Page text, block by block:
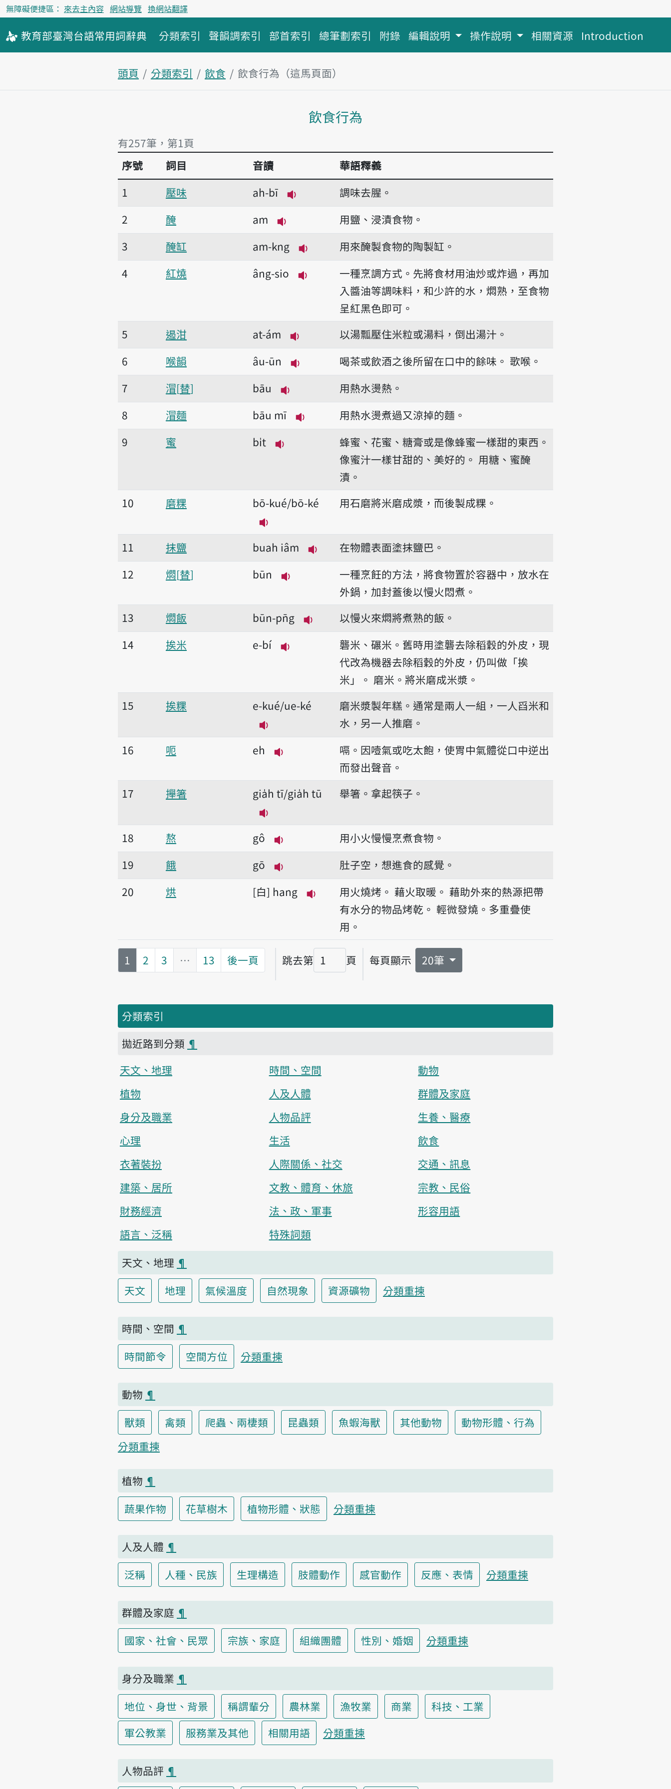
無障礙便捷區： 來去主內容 網站導覽 換網站翻譯
教育部臺灣台語常用詞辭典 分類索引 聲韻調索引 部首索引 總筆劃索引 附錄 編輯說明 操作說明 相關資源 Introduction
頭頁 分類索引 飲食
飲食行為（這馬頁面）
飲食行為
有257筆，第1頁
有257筆，第1頁
序號 詞目 音讀
華語釋義
1
壓味
ah-bī
播放音讀ah-bī
調味去腥。
2
醃
am
播放音讀am
用鹽、浸漬食物。
3
醃缸
am-kng
播放音讀am-kng
用來醃製食物的陶製缸。
4
紅燒
âng-sio
播放音讀âng-sio
一種烹調方式。先將食材用油炒或炸過，再加
入醬油等調味料，和少許的水，燜熟，至食物
呈紅黑色即可。
5
遏泔
at-ám
播放音讀at-ám
以湯瓢壓住米粒或湯料，倒出湯汁。
6
喉韻
âu-ūn
播放音讀âu-ūn
喝茶或飲酒之後所留在口中的餘味。 歌喉。
7
㴘 替
bāu
播放音讀bāu
用熱水燙熱。
8
㴘麵
bāu mī
播放音讀bāu mī
用熱水燙煮過又涼掉的麵。
9
蜜
bi̍t
蜂蜜、花蜜、糖膏或是像蜂蜜一樣甜的東西。
像蜜汁一樣甘甜的、美好的。 用糖、蜜醃
漬。
10
磨粿 bō-kué/bō-ké
播放音讀bō-kué/bō-ké
用石磨將米磨成漿，而後製成粿。
11 抹鹽
buah iâm
播放音讀buah iâm
在物體表面塗抹鹽巴。
12
燜 替
būn
播放音讀būn
一種烹飪的方法，將食物置於容器中，放水在
外鍋，加封蓋後以慢火悶煮。
13
燜飯
būn-pn̄g
播放音讀būn-pn̄g
以慢火來燜將煮熟的飯。
14
挨米
e-bí
播放音讀e-bí
礱米、碾米。舊時用塗礱去除稻穀的外皮，現
代改為機器去除稻穀的外皮，仍叫做「挨
米」。 磨米。將米磨成米漿。
15
挨粿 e-kué/ue-ké
播放音讀e-kué/ue-ké
磨米漿製年糕。通常是兩人一組，一人舀米和
水，另一人推磨。
16
呃
eh
嗝。因噎氣或吃太飽，使胃中氣體從口中逆出
而發出聲音。
17
攑箸 gia̍h tī/gia̍h tū
播放音讀gia̍h tī/gia̍h tū
舉箸。拿起筷子。
18 熬
gô
播放音讀gô
用小火慢慢烹煮食物。
19
餓
gō
播放音讀gō
肚子空，想進食的感覺。
20
烘 白 hang
播放音讀hang
用火燒烤。 藉火取暖。 藉助外來的熱源把帶
有水分的物品烤乾。 輕微發燒。多重疊使
用。
第
1 2 3 … 13 後一頁 跳去第
頁碼
頁 每頁顯示 20筆
分類索引
拋近路到分類 ¶
天文、地理
時間、空間
動物
植物
人及人體
群體及家庭
身分及職業
人物品評
生養、醫療
心理
生活
飲食
衣著裝扮
人際關係、社交
交通、訊息
建築、居所
文教、體育、休旅
宗教、民俗
財務經濟
法、政、軍事
形容用語
語言、泛稱
特殊詞類
天文、地理 ¶
天文
地理 氣候溫度 自然現象 資源礦物 分類重揀
時間、空間 ¶
時間節令
空間方位 分類重揀
動物 ¶
獸類
禽類 爬蟲、兩棲類 昆蟲類 魚蝦海獸 其他動物
動物形體、行為
分類重揀
植物 ¶
蔬果作物
花草樹木 植物形體、狀態 分類重揀
人及人體 ¶
泛稱
人種、民族 生理構造 肢體動作 感官動作 反應、表情 分類重揀
群體及家庭 ¶
國家、社會、民眾
宗族、家庭 組織團體 性別、婚姻 分類重揀
身分及職業 ¶
地位、身世、背景
稱謂輩分 農林業 漁牧業 商業
科技、工業
軍公教業
服務業及其他 相關用語 分類重揀
人物品評 ¶